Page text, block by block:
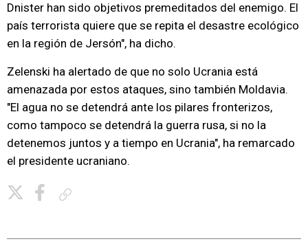
Dnister han sido objetivos premeditados del enemigo. El
país terrorista quiere que se repita el desastre ecológico
en la región de Jersón", ha dicho.
Zelenski ha alertado de que no solo Ucrania está
amenazada por estos ataques, sino también Moldavia.
"El agua no se detendrá ante los pilares fronterizos,
como tampoco se detendrá la guerra rusa, si no la
detenemos juntos y a tiempo en Ucrania", ha remarcado
el presidente ucraniano.